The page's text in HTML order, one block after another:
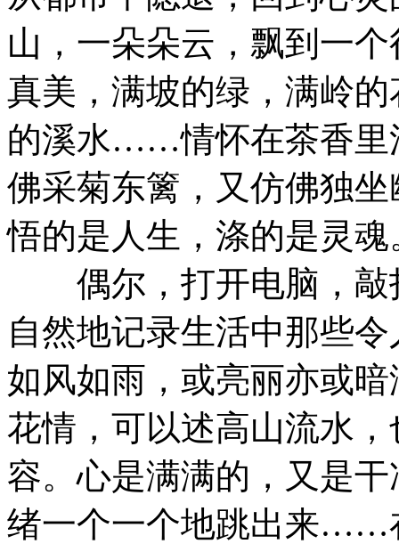
山，一朵朵云，飘到一
真美，满坡的绿，满岭
的溪水……情怀在茶香里
佛采菊东篱，又仿佛独
悟的是人生，涤的是灵魂
偶尔，打开电脑，敲
自然地记录生活中那些
如风如雨，或亮丽亦或
花情，可以述高山流水
容。心是满满的，又是
绪一个一个地跳出来……